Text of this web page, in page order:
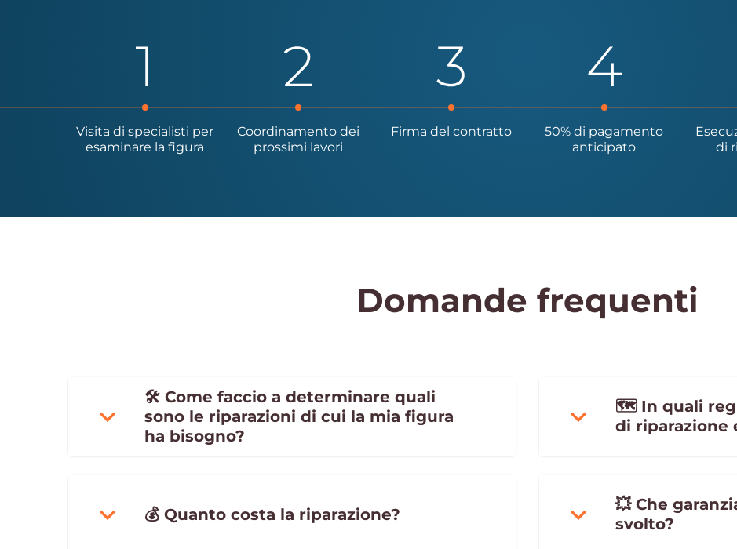
Visita di specialisti per
esaminare la figura
Coordinamento dei
prossimi lavori
Firma del contratto
50% di pagamento
anticipato
di
Domande frequenti
🛠 Come faccio a determinare quali
sono le riparazioni di cui la mia figura
ha bisogno?
💰 Quanto costa la riparazione?
🗺 In quali
di riparazione
💥 Che
svolto?